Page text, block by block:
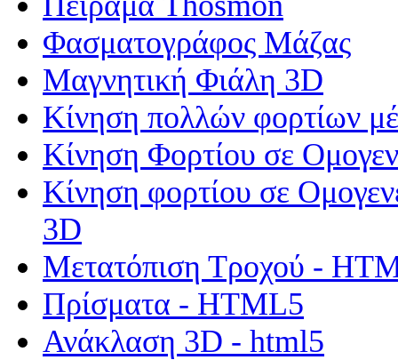
Φασματογράφος Μάζας
Μαγνητική Φιάλη 3D
Κίνηση πολλών φορτίων
Κίνηση Φορτίου σε
Κίνηση φορτίου σε
3D
Μετατόπιση Τροχού -
Πρίσματα - HTML5
Ανάκλαση 3D - html5